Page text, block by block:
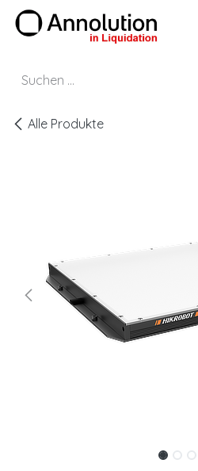
Zum Inhalt springen
Alle Produkte